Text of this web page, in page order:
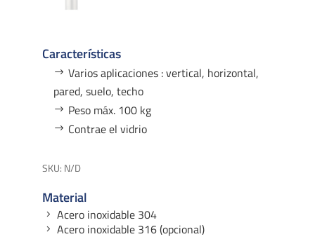
Características
Varios aplicaciones : vertical, horizontal,
pared, suelo, techo
Peso máx. 100 kg
Contrae el vidrio
SKU: N/D
Material
Acero inoxidable 304
Acero inoxidable 316 (opcional)